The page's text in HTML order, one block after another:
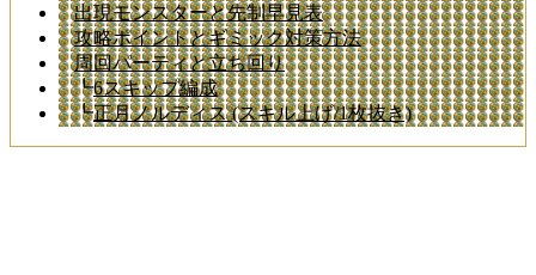
出現モンスターと先制早見表
攻略ポイントとギミック対策方法
周回パーティと立ち回り
┗6スキップ編成
┗正月ノルディス (スキル上げ/1枚抜き)